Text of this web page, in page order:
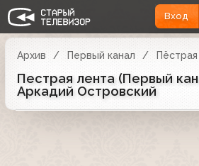
Вход
Архив Первый канал
Пестрая лента (Первый
Аркадий Островский